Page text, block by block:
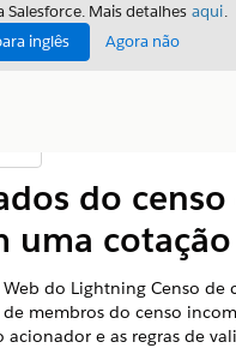
Mais detalhes aqui.
inglês
Agora não
do
uma cotação
do Lightning Censo de
membros do censo
e as regras de